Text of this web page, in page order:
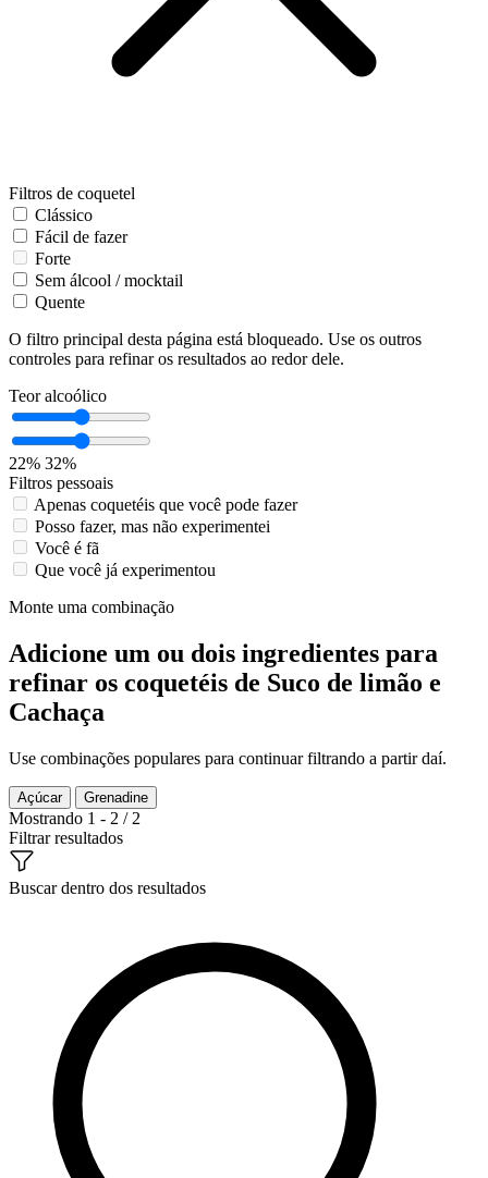
Filtros de coquetel
Clássico
Fácil de fazer
Forte
Sem álcool / mocktail
Quente
O filtro principal desta página está bloqueado. Use os outros
controles para refinar os resultados ao redor dele.
Teor alcoólico
22% 32%
Filtros pessoais
Apenas coquetéis que você pode fazer
Posso fazer, mas não experimentei
Você é fã
Que você já experimentou
Monte uma combinação
Adicione um ou dois ingredientes para
refinar os coquetéis de Suco de limão e
Cachaça
Use combinações populares para continuar filtrando a partir daí.
Açúcar Grenadine
Mostrando 1 - 2 / 2
Filtrar resultados
Buscar dentro dos resultados